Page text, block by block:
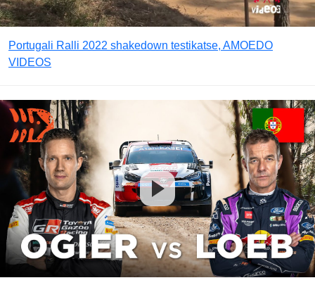
Portugali Ralli 2022 shakedown testikatse, AMOEDO
VIDEOS